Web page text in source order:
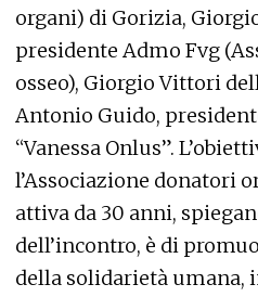
organi) di Gorizia,
presidente Admo Fvg
osseo), Giorgio Vittori
Antonio Guido,
“Vanessa Onlus”.
l’Associazione donatori
attiva da 30 anni,
dell’incontro, è di
della solidarietà umana,